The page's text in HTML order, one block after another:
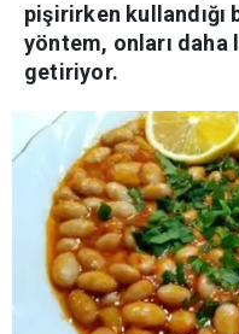
pişirirken
yöntem, onları
getiriyor.